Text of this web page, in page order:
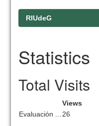
RIUdeG
Statistics
Total Visits
Views
Evaluación ...
26